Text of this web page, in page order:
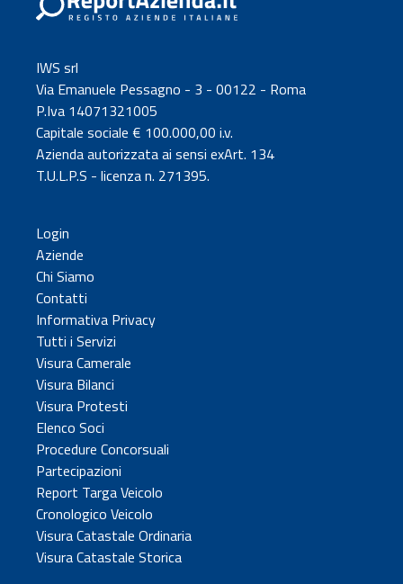
IWS srl
Via Emanuele Pessagno - 3 - 00122 - Roma
P.Iva 14071321005
Capitale sociale € 100.000,00 i.v.
Azienda autorizzata ai sensi exArt. 134
T.U.L.P.S - licenza n. 271395.
Login
Aziende
Chi Siamo
Contatti
Informativa Privacy
Tutti i Servizi
Visura Camerale
Visura Bilanci
Visura Protesti
Elenco Soci
Procedure Concorsuali
Partecipazioni
Report Targa Veicolo
Cronologico Veicolo
Visura Catastale Ordinaria
Visura Catastale Storica